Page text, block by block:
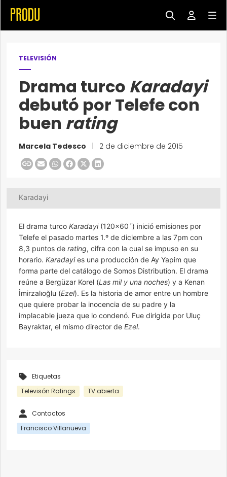
TELEVISIÓN
Drama turco Karadayi
debutó por Telefe con
buen rating
Marcela Tedesco 2 de diciembre de 2015
Karadayi
El drama turco Karadayi(120×60´) inició emisiones por
Telefe el pasado martes 1.º de diciembre a las 7pm con
8,3 puntos de rating, cifra con la cual se impuso en su
horario. Karadayies una producción de Ay Yapim que
forma parte del catálogo de Somos Distribution. El drama
reúne a Bergüzar Korel (Las mil y una noches) y a Kenan
İmirzalıoğlu (Ezel). Es la historia de amor entre un hombre
que quiere probar la inocencia de su padre y la
implacable jueza que lo condenó. Fue dirigida por Uluç
Bayraktar, el mismo director de Ezel.
Etiquetas
Televisón Ratings
TV abierta
Contactos
Francisco Villanueva